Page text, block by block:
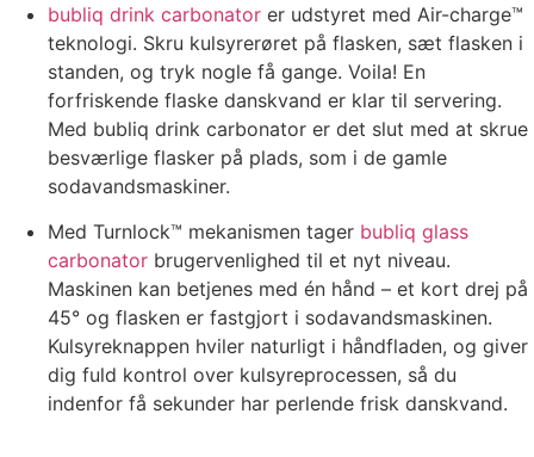
bubliq drink carbonator er udstyret med Air-charge™
teknologi. Skru kulsyrerøret på flasken, sæt flasken i
standen, og tryk nogle få gange. Voila! En
forfriskende flaske danskvand er klar til servering.
Med bubliq drink carbonator er det slut med at skrue
besværlige flasker på plads, som i de gamle
sodavandsmaskiner.
Med Turnlock™ mekanismen tager bubliq glass
carbonator brugervenlighed til et nyt niveau.
Maskinen kan betjenes med én hånd – et kort drej på
45° og flasken er fastgjort i sodavandsmaskinen.
Kulsyreknappen hviler naturligt i håndfladen, og giver
dig fuld kontrol over kulsyreprocessen, så du
indenfor få sekunder har perlende frisk danskvand.